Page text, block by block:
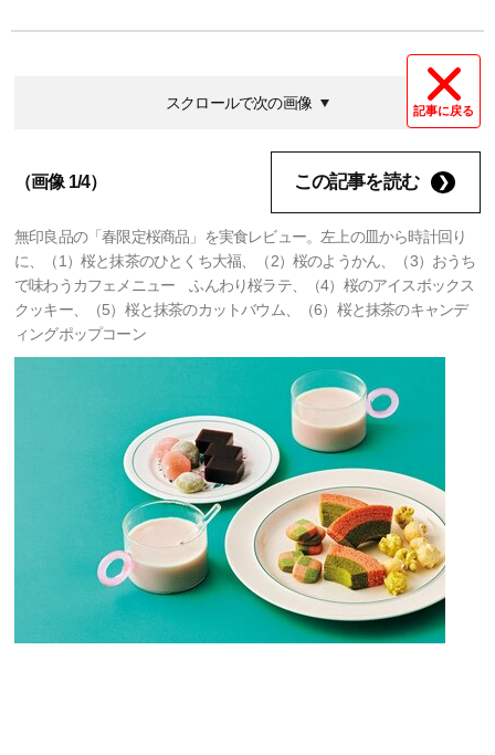
記事に戻る
スクロールで次の画像
（画像 1/4） この記事を読む
無印良品の「春限定桜商品」を実食レビュー。左上の皿から時計回り
に、（1）桜と抹茶のひとくち大福、（2）桜のようかん、（3）おうち
で味わうカフェメニュー ふんわり桜ラテ、（4）桜のアイスボックス
クッキー、（5）桜と抹茶のカットバウム、（6）桜と抹茶のキャンデ
ィングポップコーン